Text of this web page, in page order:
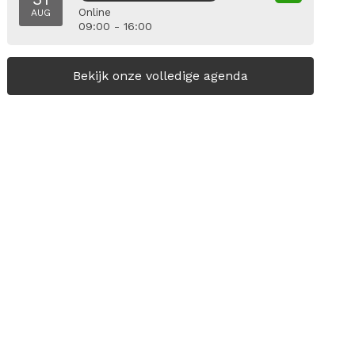
AUG
Online
09:00 - 16:00
Bekijk onze volledige agenda